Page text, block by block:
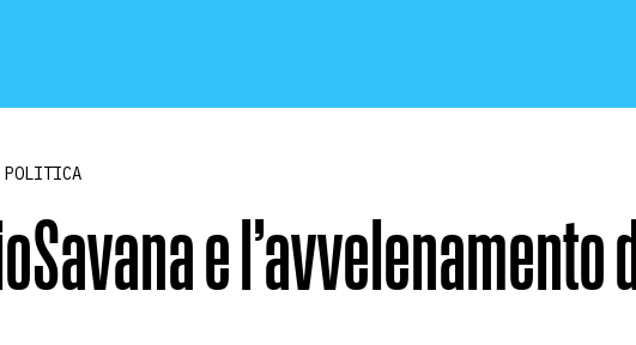
POLITICA
e l’avvelenamento